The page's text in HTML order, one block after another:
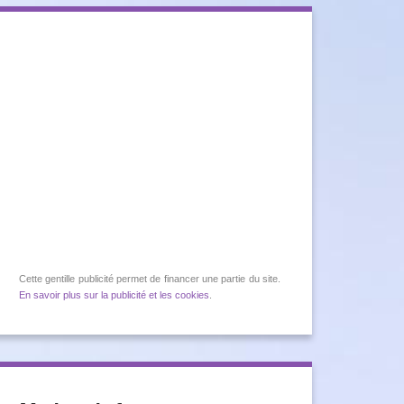
Cette gentille publicité permet de financer une partie du site.
En savoir plus sur la publicité et les cookies